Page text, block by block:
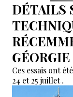
DÉTAILS
GÉORGIE
Ces essais ont
24 et 25 juillet .